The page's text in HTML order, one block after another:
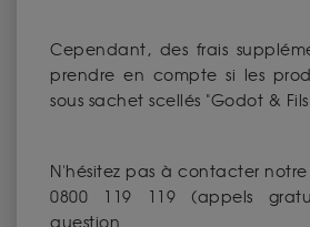
Cependant, des frais
prendre en compte si les
sous sachet scellés "Godot &
N'hésitez pas à contacter
0800 119 119 (appels